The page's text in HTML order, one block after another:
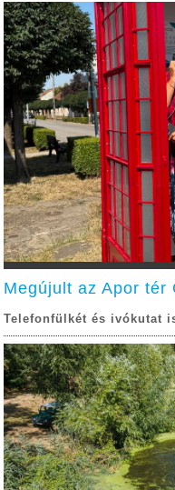
Megújult az Apor tér
Telefonfülkét és ivókutat